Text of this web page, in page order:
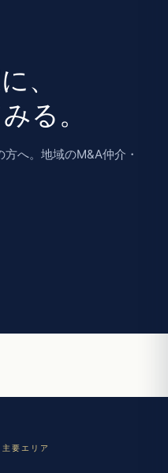
、
る。
へ。地域のM&A仲介・
主要エリア